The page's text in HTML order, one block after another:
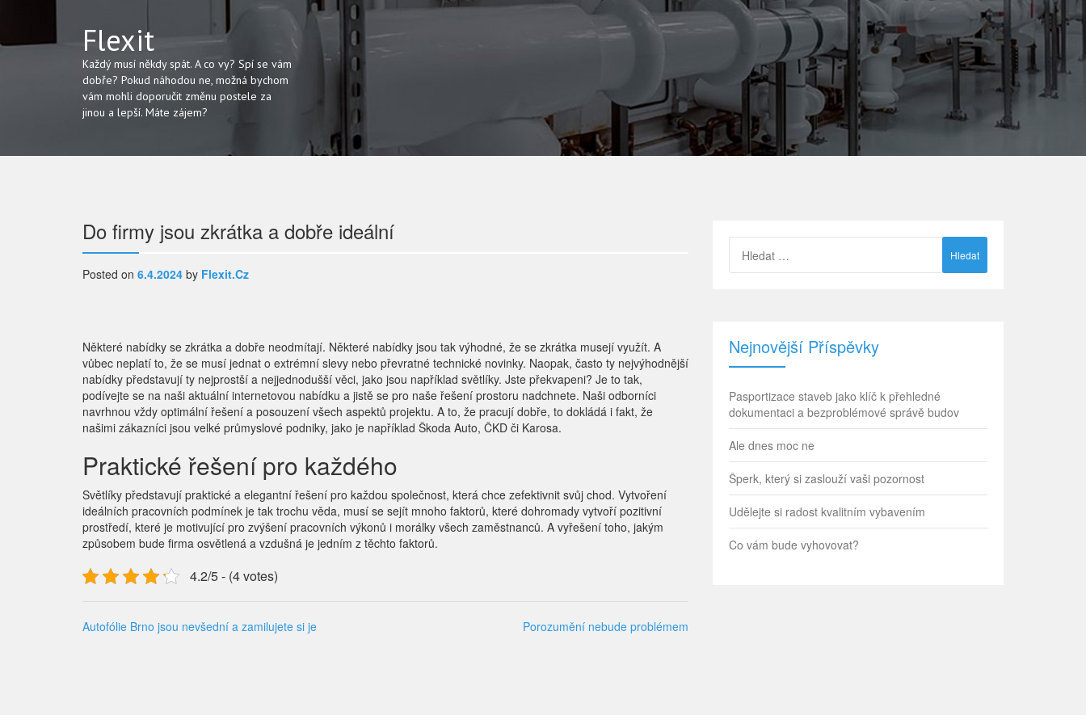
Flexit
Každý musí někdy spát. A co vy? Spí se vám
dobře? Pokud náhodou ne, možná bychom
vám mohli doporučit změnu postele za
jinou a lepší. Máte zájem?
Do firmy jsou zkrátka a dobře ideální
Posted on 6.4.2024 by Flexit.cz
Některé nabídky se zkrátka a dobře neodmítají. Některé nabídky jsou tak výhodné, že se zkrátka musejí využít. A
vůbec neplatí to, že se musí jednat o extrémní slevy nebo převratné technické novinky. Naopak, často ty nejvýhodnější
nabídky představují ty nejprostší a nejjednodušší věci, jako jsou například světlíky. Jste překvapeni? Je to tak,
podívejte se na naši aktuální internetovou nabídku a jistě se pro naše řešení prostoru nadchnete. Naši odborníci
navrhnou vždy optimální řešení a posouzení všech aspektů projektu. A to, že pracují dobře, to dokládá i fakt, že
našimi zákazníci jsou velké průmyslové podniky, jako je například Škoda Auto, ČKD či Karosa.
Praktické řešení pro každého
Světlíky představují praktické a elegantní řešení pro každou společnost, která chce zefektivnit svůj chod. Vytvoření
ideálních pracovních podmínek je tak trochu věda, musí se sejít mnoho faktorů, které dohromady vytvoří pozitivní
prostředí, které je motivující pro zvýšení pracovních výkonů i morálky všech zaměstnanců. A vyřešení toho, jakým
způsobem bude firma osvětlená a vzdušná je jedním z těchto faktorů.
4.2/5 - (4 votes)
Navigace
pro
příspěvek
Autofólie Brno jsou nevšední a zamilujete si je Porozumění nebude problémem
Nejnovější Příspěvky
Pasportizace staveb jako klíč k přehledné
dokumentaci a bezproblémové správě budov
Ale dnes moc ne
Šperk, který si zaslouží vaši pozornost
Udělejte si radost kvalitním vybavením
Co vám bude vyhovovat?